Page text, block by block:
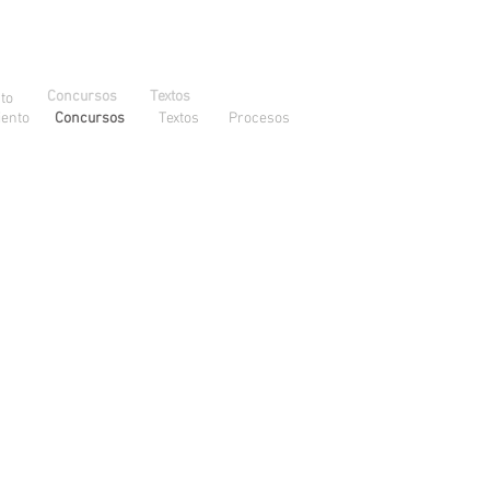
Concursos
Textos
Concursos Textos Procesos